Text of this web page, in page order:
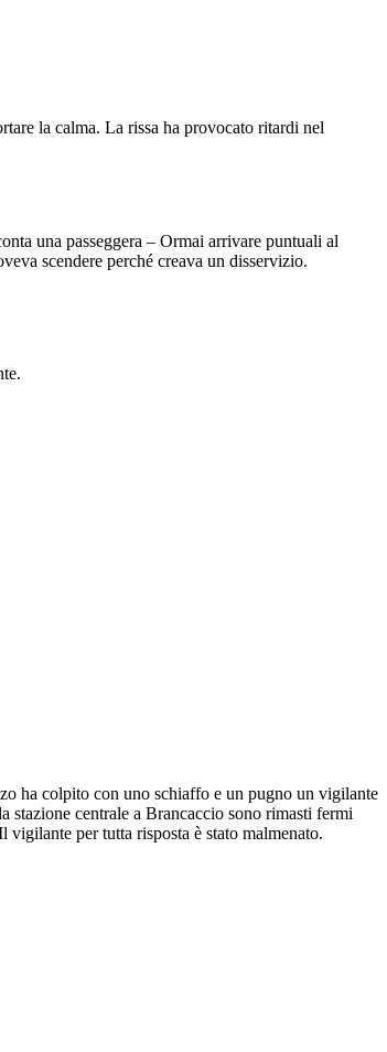
la calma. La rissa ha provocato ritardi nel
una passeggera – Ormai arrivare puntuali al
scendere perché creava un disservizio.
ha colpito con uno schiaffo e un pugno un vigilante
stazione centrale a Brancaccio sono rimasti fermi
per tutta risposta è stato malmenato.